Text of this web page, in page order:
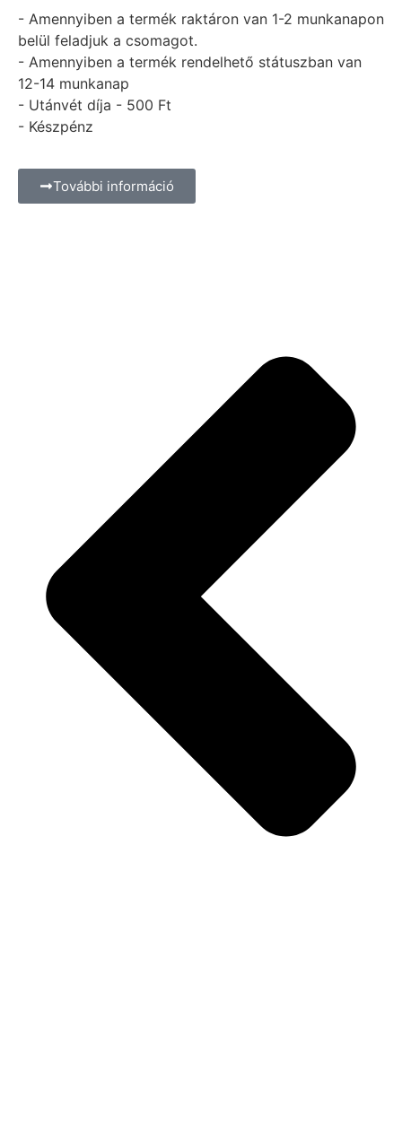
- Amennyiben a termék raktáron van 1-2 munkanapon
belül feladjuk a csomagot.
- Amennyiben a termék rendelhető státuszban van
12-14 munkanap
- Utánvét díja - 500 Ft
- Készpénz
További információ